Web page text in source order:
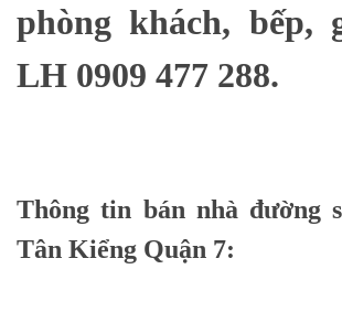
phòng khách, bếp,
LH 0909 477 288.
Thông tin bán nhà đường
Tân Kiểng Quận 7: